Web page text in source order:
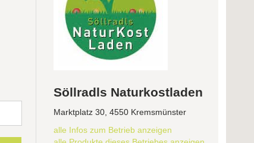
Söllradls Naturkostladen
Marktplatz 30, 4550 Kremsmünster
alle Infos zum Betrieb anzeigen